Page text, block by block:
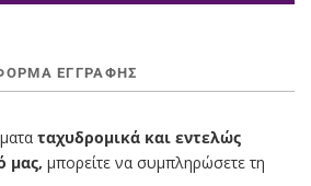
ΕΓΓΡΑΦΉΣ
ταχυδρομικά και εντελώς
μας, μπορείτε να συμπληρώσετε τη